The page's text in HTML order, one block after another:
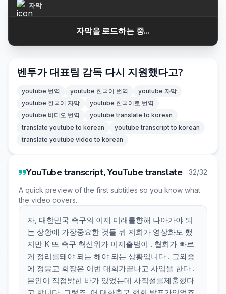
자막
자막을 로드하는 중...
벤투가 대표팀 감독 다시 지원했다고?
youtube 번역 youtube 한국어 번역
youtube 자막
youtube 한국어 자막
youtube 한국어로 번역
youtube 비디오 번역
youtube translate to korean
translate youtube to korean
youtube transcript to korean
translate youtube video to korean
YouTube transcript, YouTube translate 32/32
A quick preview of the first subtitles so you know what
the video covers.
자, 대한민국 축구의 이제 미래를향해 나아가야 되
는 상황에 가장중요한 것들 뭐 저희가 영상화도 했
지만 K 또 축구 혁신위가 이제출범이 . 협회가 빠르
게 정리를돼야 되는 해야 되는 상황입니다 . 그와중
에 정몽교 회장은 이번 대회가끝나고 사임을 한다 .
본인이 직접밝힌 바가 있었는데 사직설를제출했다